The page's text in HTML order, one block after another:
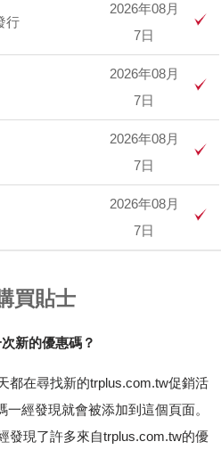
行
2026年08月
7日
2026年08月
7日
2026年08月
7日
2026年08月
7日
買貼士
新的優惠碼？
都在尋找新的trplus.com.tw促銷活
經發現就會被添加到這個頁面。
發現了許多來自trplus.com.tw的優